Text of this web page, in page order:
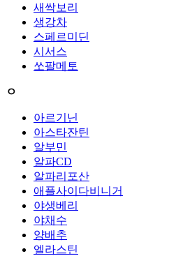
새싹보리
생강차
스페르미딘
시서스
쏘팔메토
ㅇ
아르기닌
아스타잔틴
알부민
알파CD
알파리포산
애플사이다비니거
야생베리
야채수
양배추
엘라스틴